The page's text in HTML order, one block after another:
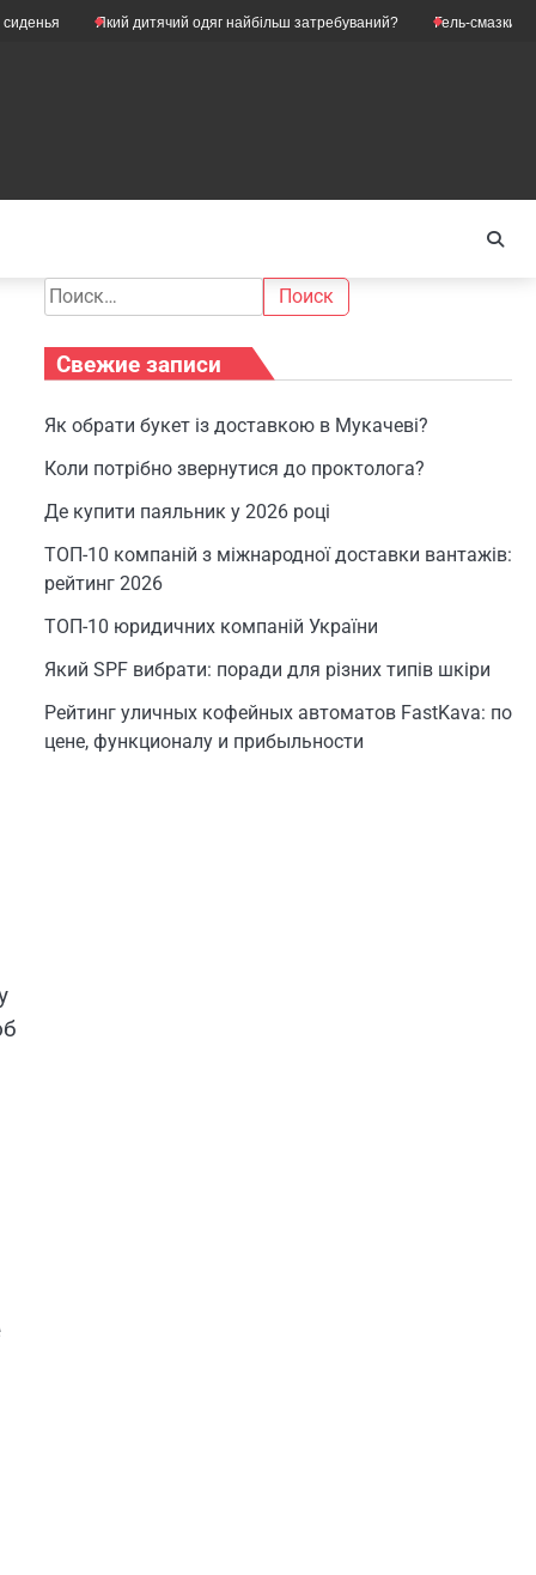
Який дитячий одяг найбільш затребуваний? Гель-смазки Skyn какие
Найти:
Свежие записи
Як обрати букет із доставкою в Мукачеві?
Коли потрібно звернутися до проктолога?
Де купити паяльник у 2026 році
ТОП-10 компаній з міжнародної доставки вантажів:
рейтинг 2026
ТОП-10 юридичних компаній України
Який SPF вибрати: поради для різних типів шкіри
Рейтинг уличных кофейных автоматов FastKava: по
цене, функционалу и прибыльности